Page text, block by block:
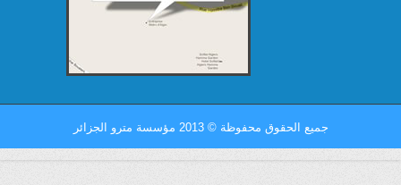
جميع الحقوق محفوظة© 2013 مؤسسة مترو الجزائر